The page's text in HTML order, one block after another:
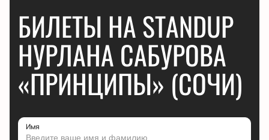
БИЛЕТЫ НА STANDUP
НУРЛАНА САБУРОВА
«ПРИНЦИПЫ» (СОЧИ)
Имя